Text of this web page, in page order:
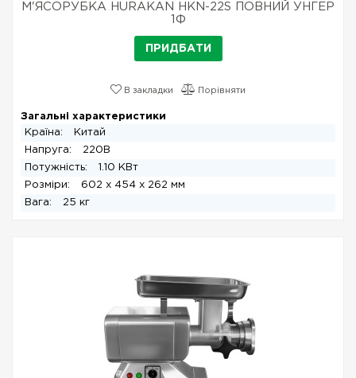
М'ЯСОРУБКА HURAKAN HKN-22S ПОВНИЙ УНГЕР
1Ф
ПРИДБАТИ
В закладки Порівняти
Загальні характеристики
Країна:
Китай
Напруга:
220В
Потужність:
1.10 КВт
Розміри:
602 x 454 x 262 мм
Вага:
25 кг